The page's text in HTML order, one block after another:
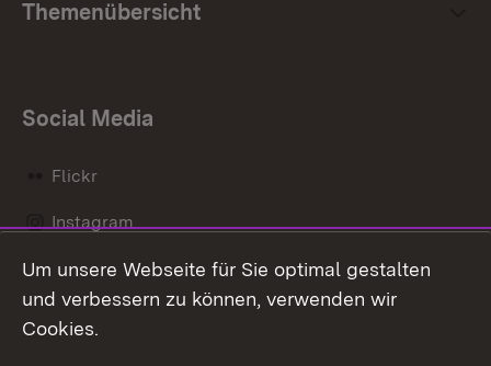
Themenübersicht
Social Media
Flickr
Instagram
Social Wall
Um unsere Webseite für Sie optimal gestalten
und verbessern zu können, verwenden wir
Cookies.